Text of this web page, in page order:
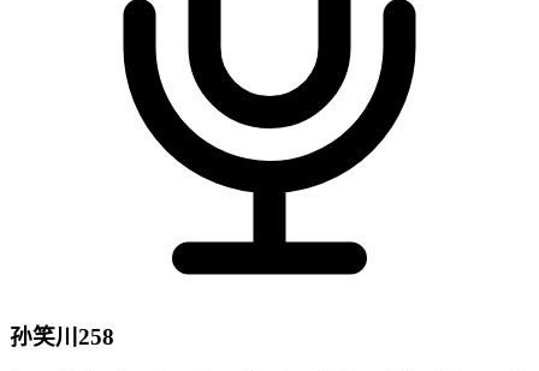
孙笑川258